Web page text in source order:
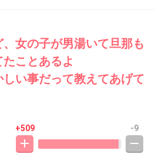
女の子が男湯いて旦那も
ことあるよ
い事だって教えてあげて
+509 -9